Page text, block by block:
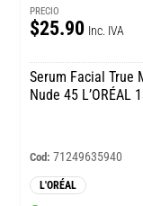
PRECIO
$25.90 Inc. IVA
Serum Facial True
Cod: 71249635940
L'ORÉAL